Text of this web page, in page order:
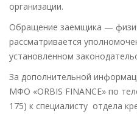
организации.
Обращение заемщика —
рассматривается
установленном
За дополнительной
МФО «ORBIS FINANCE» по
175) к специалисту отдела